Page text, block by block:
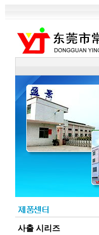
사출 시리즈